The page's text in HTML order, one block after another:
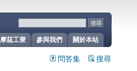
關於本站
參與我們
摩茲工寮
問答集 搜尋